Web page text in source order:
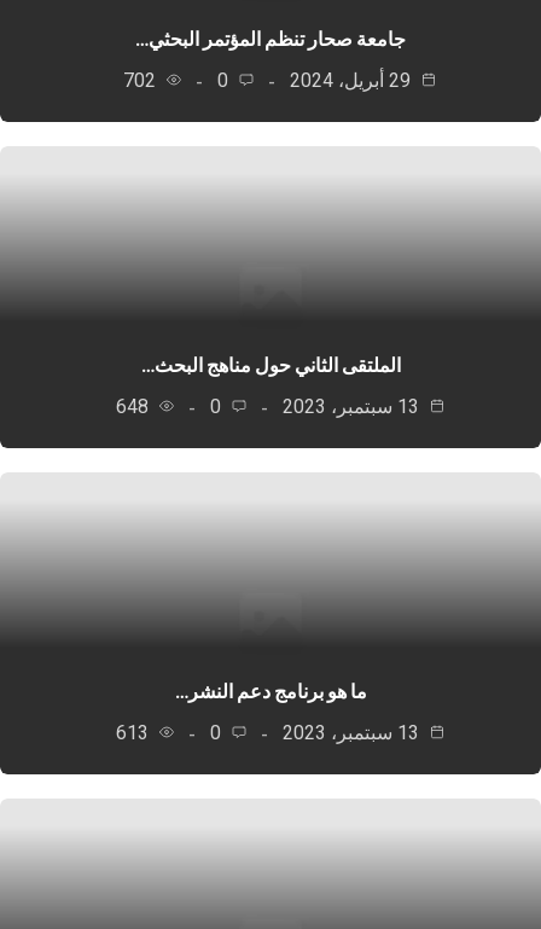
جامعة صحار تنظم المؤتمر البحثي…
0
702
الملتقى الثاني حول مناهج البحث…
0
648
ما هو برنامج دعم النشر…
0
613